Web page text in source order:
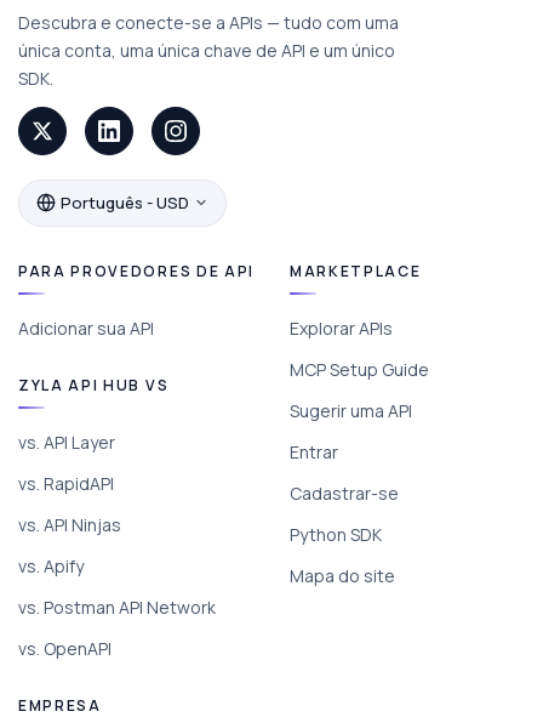
Descubra e conecte-se a APIs — tudo com uma
única conta, uma única chave de API e um único
SDK.
Português - USD
PARA PROVEDORES DE API
Adicionar sua API
ZYLA API HUB VS
vs. API Layer
vs. RapidAPI
vs. API Ninjas
vs. Apify
vs. Postman API Network
vs. OpenAPI
MARKETPLACE
Explorar APIs
MCP Setup Guide
Sugerir uma API
Entrar
Cadastrar-se
Python SDK
Mapa do site
EMPRESA